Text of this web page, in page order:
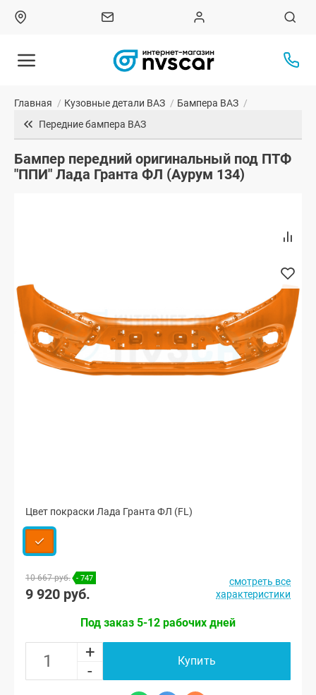
Главная / Кузовные детали ВАЗ / Бампера ВАЗ /
Передние бампера ВАЗ
Бампер передний оригинальный под ПТФ
"ППИ" Лада Гранта ФЛ (Аурум 134)
Цвет покраски Лада Гранта ФЛ (FL)
10 667 руб. - 747
9 920 руб.
смотреть все
характеристики
Под заказ 5-12 рабочих дней
+
-
Купить